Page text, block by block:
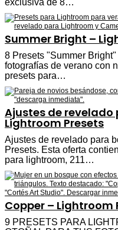
Summer Bright –
8 Presets "Summer
fotografías de verano con
presets para…
Ajustes de
Lightroom Presets
Ajustes de revelado para
Presets. Esta oferta
para lightroom, 211…
Copper – Lightroom
9 PRESETS PARA